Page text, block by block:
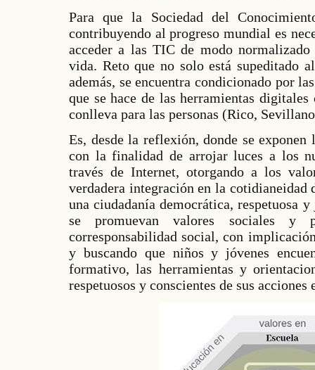
Para que la Sociedad del
contribuyendo al progreso mundial es
acceder a las TIC de modo
vida. Reto que no solo está supeditado
además, se encuentra condicionado por
que se hace de las herramientas
conlleva para las personas (Rico,
Es, desde la reflexión, donde se exponen
con la finalidad de arrojar luces a los
través de Internet, otorgando a los
verdadera integración en la cotidianeidad
una ciudadanía democrática, respetuosa
se promuevan valores sociales y
corresponsabilidad social, con
y buscando que niños y jóvenes
formativo, las herramientas y
respetuosos y conscientes de sus